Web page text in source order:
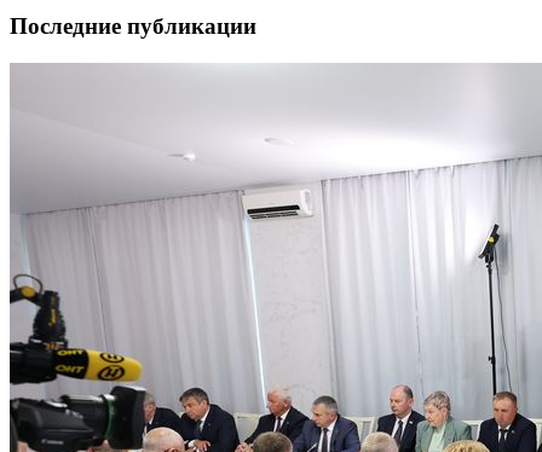
Последние публикации